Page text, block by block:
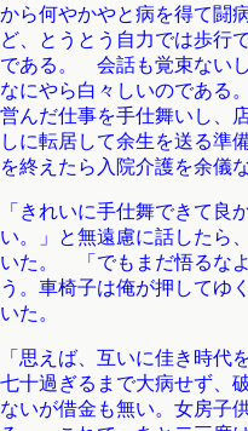
から何やかやと病を得て闘
ど、とうとう自力では歩行
である。 会話も覚束ない
なにやら白々しいのである
営んだ仕事を手仕舞いし、
しに転居して余生を送る
を終えたら入院介護を余儀
「きれいに手仕舞できて良
い。」と無遠慮に話したら
いた。 「でもまだ悟るな
う。車椅子は俺が押してゆ
いた。
「思えば、互いに佳き時
七十過ぎるまで大病せず、
ないが借金も無い。女房子